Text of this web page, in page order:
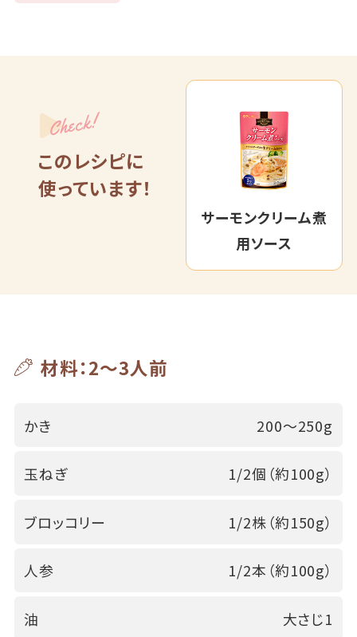
Check!
このレシピに
使っています！
サーモンクリーム煮
用ソース
材料：2～3人前
かき 200～250g
玉ねぎ 1/2個（約100g）
ブロッコリー 1/2株（約150g）
人参 1/2本（約100g）
油 大さじ1